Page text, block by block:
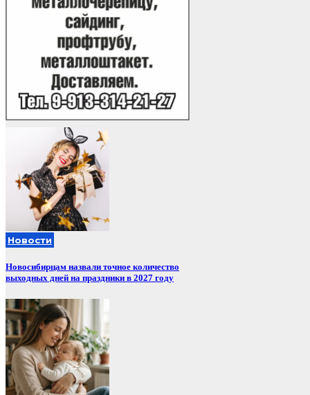
Новости
Новосибирцам назвали точное количество
выходных дней на праздники в 2027 году